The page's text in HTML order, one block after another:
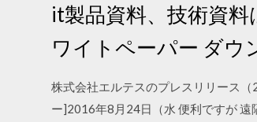
it製品資料、技術資
ワイトペーパー ダウ
株式会社エルテスのプレスリリース
ー]2016年8月24日（水 便利ですが 遠